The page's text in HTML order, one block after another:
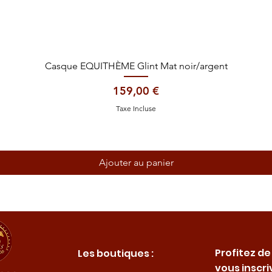
Aperçu rapide
Casque EQUITHÈME Glint Mat noir/argent
Prix
159,00 €
Taxe Incluse
Ajouter au panier
Les boutiques :
Profitez
vous